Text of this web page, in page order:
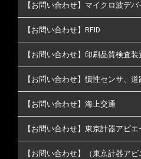
【お問い合わせ】マイクロ波デバ
【お問い合わせ】RFID
【お問い合わせ】印刷品質検査装
【お問い合わせ】慣性センサ、
【お問い合わせ】海上交通
【お問い合わせ】東京計器アビ
【お問い合わせ】（東京計器ア